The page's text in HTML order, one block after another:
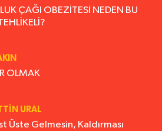
ÇAĞI OBEZİTESİ NEDEN BU
OLMAK
URAL
Üste Gelmesin, Kaldırması